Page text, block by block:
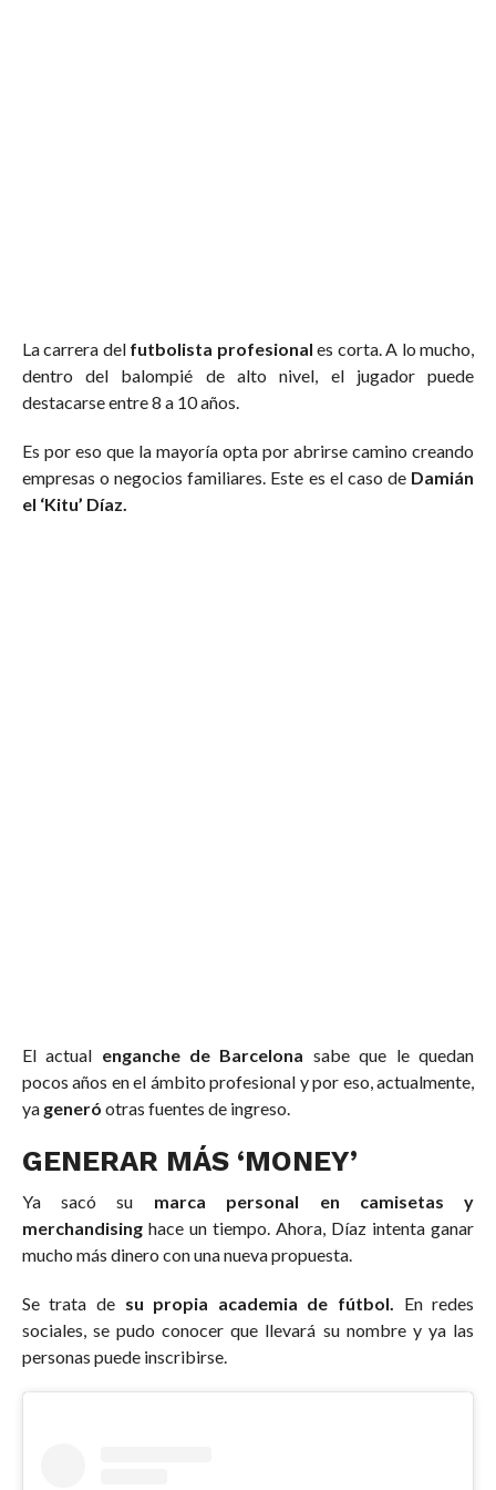
La carrera del futbolista profesional es corta. A lo mucho,
dentro del balompié de alto nivel, el jugador puede
destacarse entre 8 a 10 años.
Es por eso que la mayoría opta por abrirse camino creando
empresas o negocios familiares. Este es el caso de Damián
el ‘Kitu’ Díaz.
El actual enganche de Barcelona sabe que le quedan
pocos años en el ámbito profesional y por eso, actualmente,
ya generó otras fuentes de ingreso.
GENERAR MÁS ‘MONEY’
Ya sacó su marca personal en camisetas y
merchandisinghace un tiempo. Ahora, Díaz intenta ganar
mucho más dinero con una nueva propuesta.
Se trata de su propia academia de fútbol. En redes
sociales, se pudo conocer que llevará su nombre y ya las
personas puede inscribirse.